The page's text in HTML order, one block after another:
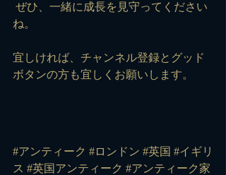
ね。
宜しければ、チャンネル登録とグッド
ボタンの方も宜しくお願いします。
#アンティーク #ロンドン #英国 #イギリ
ス #英国アンティーク #アンティーク家